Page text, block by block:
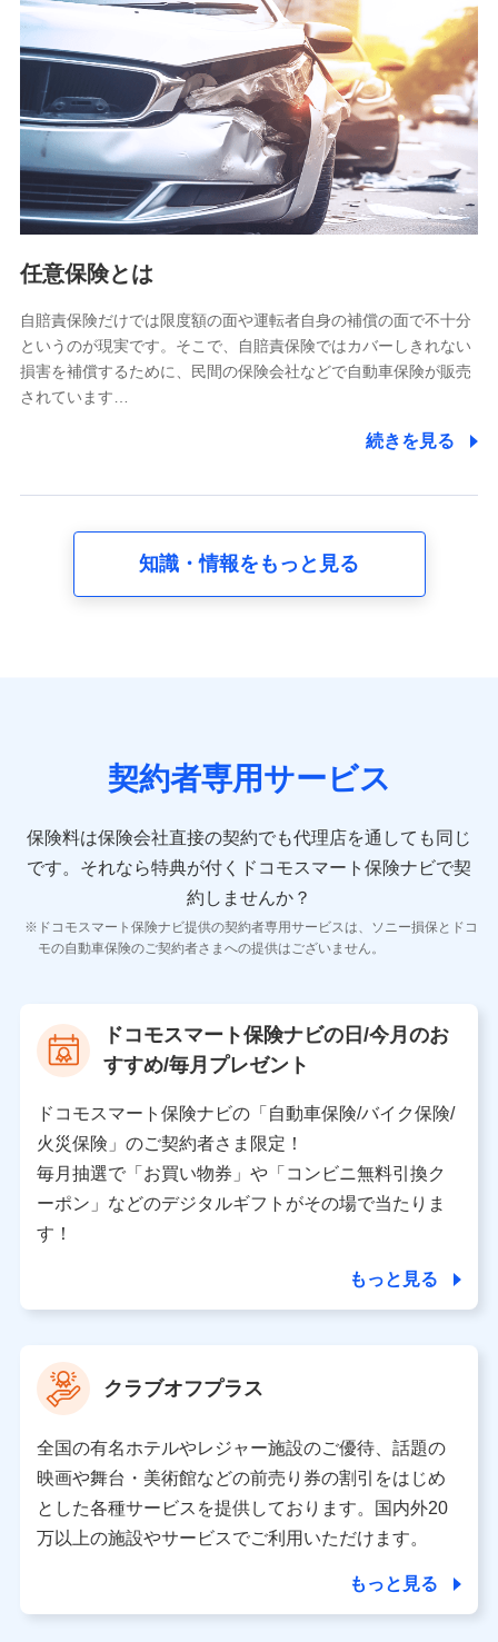
【共同して利用される利用データの項目】
当社又は株式会社NTTドコモがサービス提供等を通じて取得
した、以下の情報などの個人データ
基本情報
氏名、電話番号、メールアドレス、お客さまの識別子、
属性、連絡先、dポイントサービスのご利用に関する情
報。例として、dポイントカード番号、性別、年齢、家族
構成、住所、dポイント残高、dポイント利用履歴などが
含まれます。
当社又は株式会社NTTドコモが提供する各種サービスな
又は株式会社NTTドコモが提供する各種サービスのご契
約状態・ご利用履歴インターネット利用時の行動に関す
る情報、アプリケーション利用時の行動に関する情報、
購入されたサービスや商品の名称・購入場所・決済に関
する情報、アンケートの回答に関する情報などが含まれ
の内容、保険料、保険料のお支払方法、車のメーカーや
走行距離などの情報、建物の構造や築年数などの情報、
険契約に関する情報。例として、保険契約者及び被保険
者の氏名、住所、生年月日、性別、保険契約者と被保険
報、建物の構造や築年数などの情報、ペットの種類や年
齢などの情報などが含まれます。
【共同して利用する者の範囲】
当社
当社又は株式会社NTTドコモが提供する保険関連サービ
スにおけるユーザ登録受付および管理のため
を受けている保険会社・提携会社の保険その他に関する
情報を提供するため、また維持管理等の委託業務遂行の
ため、またそれらに付帯、関連する当社、株式会社NTT
ドコモおよび提携会社のサービスを案内、提供するため
（各サービスで取得したサービス利用履歴、ウェブサイ
トの閲覧履歴、購買履歴、ご契約内容等のパーソナルデ
ータを分析して、お客さまの趣味・嗜好・傾向に応じた
上記に係る案内・手続き・管理等付帯業務を行うため
【当該個人データの管理について責任を有する者の名称・住
所・代表者名】
当該個人データを取り扱う各共同利用者（詳細は次のとお
り）
東京都千代田区永田町2丁目11番1号 山王パークタワー
株式会社NTTドコモ 代表取締役社長 前田 義晃
東京都中央区日本橋人形町2-14-10 アーバンネット日本橋
ビル 3F
任意保険とは
自賠責保険だけでは限度額の面や運転者自身の補償の面で不十分
というのが現実です。そこで、自賠責保険ではカバーしきれない
損害を補償するために、民間の保険会社などで自動車保険が販売
されています…
続きを見る
知識・情報をもっと見る
契約者専用サービス
保険料は保険会社直接の契約でも代理店を通しても同じ
です。 それなら特典が付くドコモスマート保険ナビで契
約しませんか？
ドコモスマート保険ナビ提供の契約者専用サービスは、ソニー損保とドコ
モの自動車保険のご契約者さまへの提供はございません。
ドコモスマート保険ナビの日/今月のお
すすめ/毎月プレゼント
ドコモスマート保険ナビの「自動車保険/バイク保険/
火災保険」のご契約者さま限定！
毎月抽選で「お買い物券」や「コンビニ無料引換ク
ーポン」などのデジタルギフトがその場で当たりま
す！
もっと見る
クラブオフプラス
全国の有名ホテルやレジャー施設のご優待、話題の
映画や舞台・美術館などの前売り券の割引をはじめ
とした各種サービスを提供しております。国内外20
万以上の施設やサービスでご利用いただけます。
もっと見る